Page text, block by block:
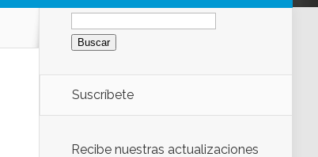
Buscar:
Suscríbete
Recibe nuestras actualizaciones